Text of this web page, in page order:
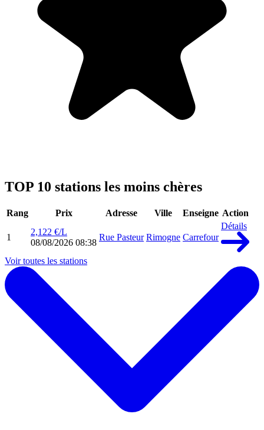
TOP 10 stations les moins chères
Rang Prix Adresse Ville Enseigne Action
1
2,122 €/L
08/08/2026 08:38
Rue Pasteur Rimogne Carrefour
Détails
Voir toutes les stations